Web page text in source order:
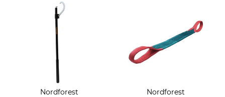
Nordforest
Nordforest